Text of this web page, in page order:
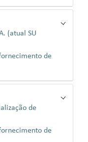
(atual SU
de
de
de